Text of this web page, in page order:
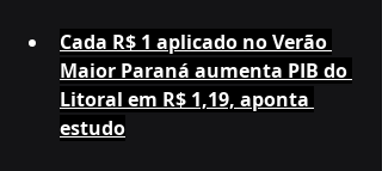
Cada R$ 1 aplicado no Verão
Maior Paraná aumenta PIB do
Litoral em R$ 1,19, aponta
estudo